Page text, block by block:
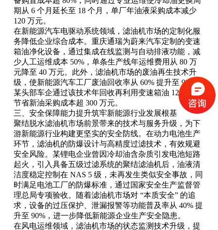
期从 6 个月延长至 18 个月，单厂年油液采购成本减少
120 万元。
在新能源汽车电驱动系统领域，滤油机市场的定制化服
务降低企业综合成本。重庆通瑞为蔚来汽车定制的变速
箱油净化设备，通过集成在线监测与自动排液功能，减
少人工运维成本 50%，单条生产线年运维费用从 80 万
元降至 40 万元。此外，滤油机市场的废油再生技术升
级，使新能源汽车工厂废油回收率从 60% 提升至 90%，
某头部车企通过该技术年回收再利用变速箱油 120 吨，
节省新油采购成本超 300 万元。
三、安全保障能力提升筑牢新能源行业发展根基
聚结脱水滤油机市场前景带来的技术与服务升级，为下
游新能源行业构建更坚实的安全防线。在动力电池生产
环节，滤油机的防爆设计与高精度过滤技术，有效规避
安全风险。某锂电企业曾因冷却油含杂质引发电池短路
起火，引入具备五级过滤系统的聚结滤油机后，油液清
洁度稳定控制在 NAS 5 级，未再发生类似安全事故，同
时满足电池工厂的防爆标准，通过国家安全生产监督管
理总局专项验收。随着滤油机市场对 “本质安全” 的追
求，设备的过压保护、泄漏报警等功能普及率从 40% 提
升至 90%，进一步降低新能源企业生产安全隐患。
在风电运维领域，滤油机市场的状态监测技术升级，提